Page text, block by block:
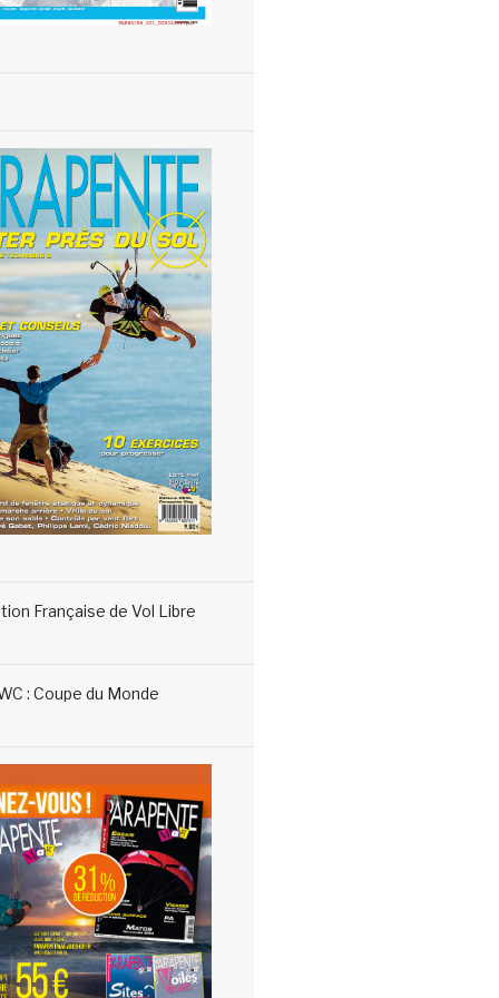
Française de Vol Libre
: Coupe du Monde